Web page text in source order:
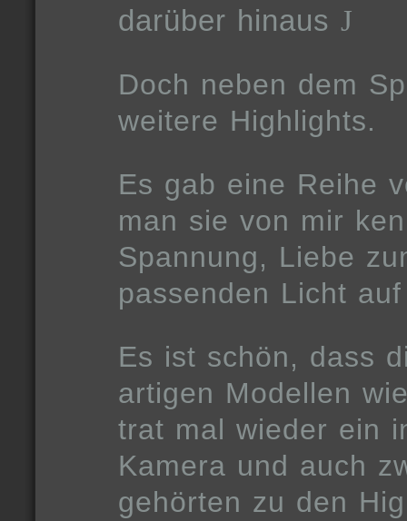
darüber hinaus J
Doch neben dem
weitere Highlights.
Es gab eine Reihe
man sie von mir
Spannung, Liebe
passenden Licht
Es ist schön, dass
artigen Modellen
trat mal wieder ein
Kamera und auch
gehörten zu den